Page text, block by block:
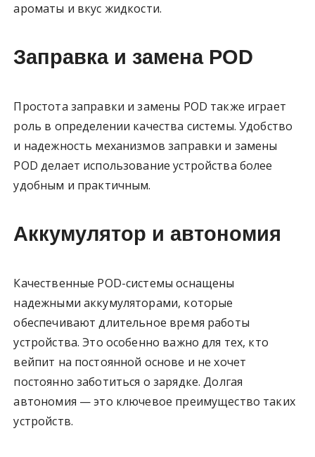
ароматы и вкус жидкости.
Заправка и замена POD
Простота заправки и замены POD также играет
роль в определении качества системы. Удобство
и надежность механизмов заправки и замены
POD делает использование устройства более
удобным и практичным.
Аккумулятор и автономия
Качественные POD-системы оснащены
надежными аккумуляторами, которые
обеспечивают длительное время работы
устройства. Это особенно важно для тех, кто
вейпит на постоянной основе и не хочет
постоянно заботиться о зарядке. Долгая
автономия — это ключевое преимущество таких
устройств.